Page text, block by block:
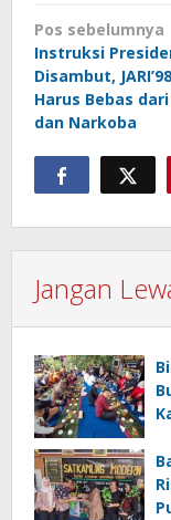
Navigasi
pos
Pos sebelumnya
Instruksi
Disambut,
Harus Bebas
dan Narkoba
Jangan